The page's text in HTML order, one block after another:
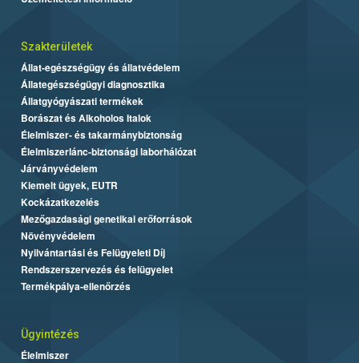
Szakterületek
Állat-egészségügy és állatvédelem
Állategészségügyi diagnosztika
Állatgyógyászati termékek
Borászat és Alkoholos Italok
Élelmiszer- és takarmánybiztonság
Élelmiszerlánc-biztonsági laborhálózat
Járványvédelem
Kiemelt ügyek, EUTR
Kockázatkezelés
Mezőgazdasági genetikai erőforrások
Növényvédelem
Nyilvántartási és Felügyeleti Díj
Rendszerszervezés és felügyelet
Termékpálya-ellenőrzés
Ügyintézés
Élelmiszer